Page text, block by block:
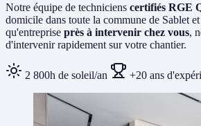
Notre équipe de techniciens certifiés RGE
domicile dans toute la commune de Sablet
qu'entreprise près à intervenir chez vous,
d'intervenir rapidement sur votre chantier.
2 800h de soleil/an +20 ans